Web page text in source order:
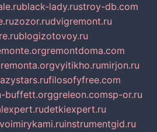
black-lady.rustroy-db.com
zozor.rudvigremont.ru
blogizotovoy.ru
remontdoma.com
vyitikho.rumirjon.ru
filosofyfree.com
buffett.orggreleon.comsp-or.ru
detkiexpert.ru
instrumentgid.ru